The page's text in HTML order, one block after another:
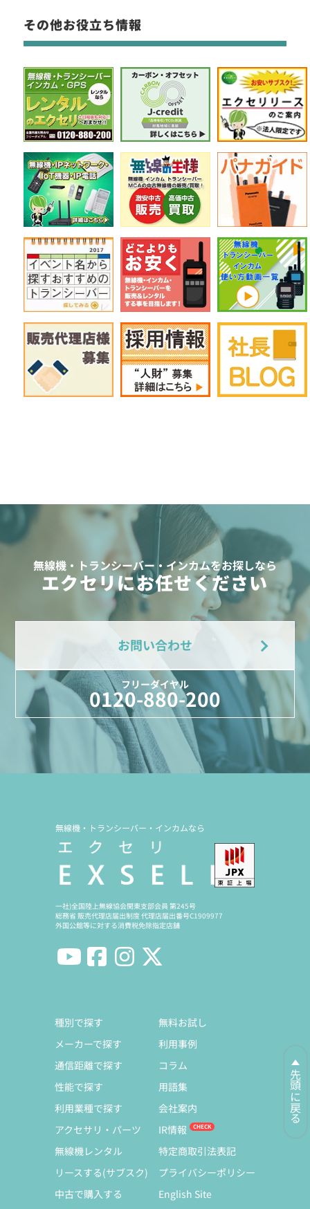
その他お役立ち情報
無線機・トランシーバー・インカムをお探しなら
エクセリにお任せください
お問い合わせ
フリーダイヤル
0120-880-200
先頭に戻る
無線機・トランシーバー・インカムなら
一社)全国陸上無線協会関東支部会員 第245号
総務省 販売代理店届出制度 代理店届出番号C1909977
外国公館等に対する消費税免除指定店舗
種別で探す
メーカーで探す
通信距離で探す
性能で探す
利用業種で探す
アクセサリ・パーツ
無線機レンタル
リースする(サブスク)
中古で購入する
無料お試し
利用事例
コラム
用語集
会社案内
IR情報
特定商取引法表記
プライバシーポリシー
English Site